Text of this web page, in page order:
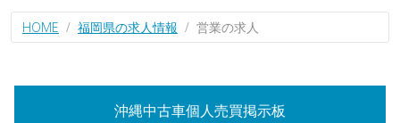
HOME 福岡県の求人情報 営業の求人
沖縄中古車個人売買掲示板